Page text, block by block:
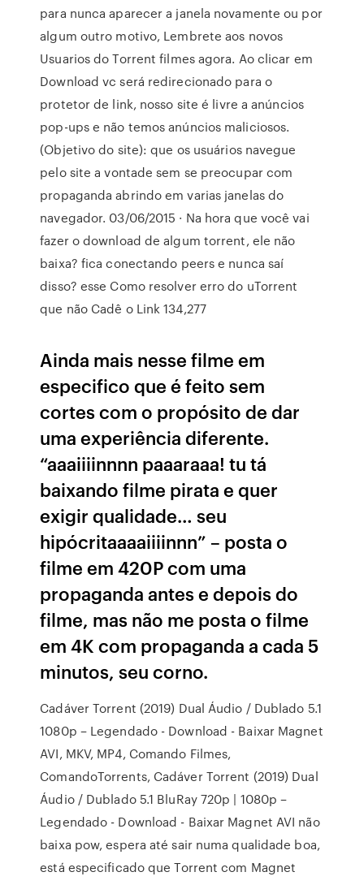
para nunca aparecer a janela novamente ou por
algum outro motivo, Lembrete aos novos
Usuarios do Torrent filmes agora. Ao clicar em
Download vc será redirecionado para o
protetor de link, nosso site é livre a anúncios
pop-ups e não temos anúncios maliciosos.
(Objetivo do site): que os usuários navegue
pelo site a vontade sem se preocupar com
propaganda abrindo em varias janelas do
navegador. 03/06/2015 · Na hora que você vai
fazer o download de algum torrent, ele não
baixa? fica conectando peers e nunca saí
disso? esse Como resolver erro do uTorrent
que não Cadê o Link 134,277
Ainda mais nesse filme em
especifico que é feito sem
cortes com o propósito de dar
uma experiência diferente.
“aaaiiiinnnn paaaraaa! tu tá
baixando filme pirata e quer
exigir qualidade… seu
hipócritaaaaiiiinnn” – posta o
filme em 420P com uma
propaganda antes e depois do
filme, mas não me posta o filme
em 4K com propaganda a cada 5
minutos, seu corno.
Cadáver Torrent (2019) Dual Áudio / Dublado 5.1
1080p – Legendado - Download - Baixar Magnet
AVI, MKV, MP4, Comando Filmes,
ComandoTorrents, Cadáver Torrent (2019) Dual
Áudio / Dublado 5.1 BluRay 720p | 1080p –
Legendado - Download - Baixar Magnet AVI não
baixa pow, espera até sair numa qualidade boa,
está especificado que Torrent com Magnet